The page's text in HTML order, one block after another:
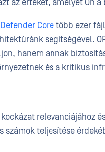
az értéket, amelyet Ön
Coretöbb ezer
segítségével.
hanem annak
és a kritikus
relevanciájához
számok teljesítése